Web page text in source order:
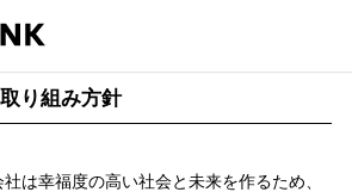
り組み方針
は幸福度の高い社会と未来を作るため、